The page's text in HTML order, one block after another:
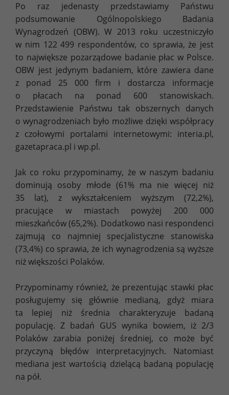
Po raz jedenasty przedstawiamy Państwu
podsumowanie Ogólnopolskiego Badania
Wynagrodzeń (OBW). W 2013 roku uczestniczyło
w nim 122 499 respondentów, co sprawia, że jest
to największe pozarządowe badanie płac w Polsce.
OBW jest jedynym badaniem, które zawiera dane
z ponad 25 000 firm i dostarcza informacje
o płacach na ponad 600 stanowiskach.
Przedstawienie Państwu tak obszernych danych
o wynagrodzeniach było możliwe dzięki współpracy
z czołowymi portalami internetowymi: interia.pl,
gazetapraca.pl i wp.pl.
Jak co roku przypominamy, że w naszym badaniu
dominują osoby młode (61% ma nie więcej niż
35 lat), z wykształceniem wyższym (72,2%),
pracujące w miastach powyżej 200 000
mieszkańców (65,2%). Dodatkowo nasi respondenci
zajmują co najmniej specjalistyczne stanowiska
(73,4%) co sprawia, że ich wynagrodzenia są wyższe
niż większości Polaków.
Przypominamy również, że prezentując stawki płac
posługujemy się głównie medianą, gdyż miara
ta lepiej niż średnia charakteryzuje badaną
populację. Z badań GUS wynika bowiem, iż 2/3
Polaków zarabia poniżej średniej, co może być
przyczyną błędów interpretacyjnych. Natomiast
mediana jest wartością dzielącą badaną populację
na pół.